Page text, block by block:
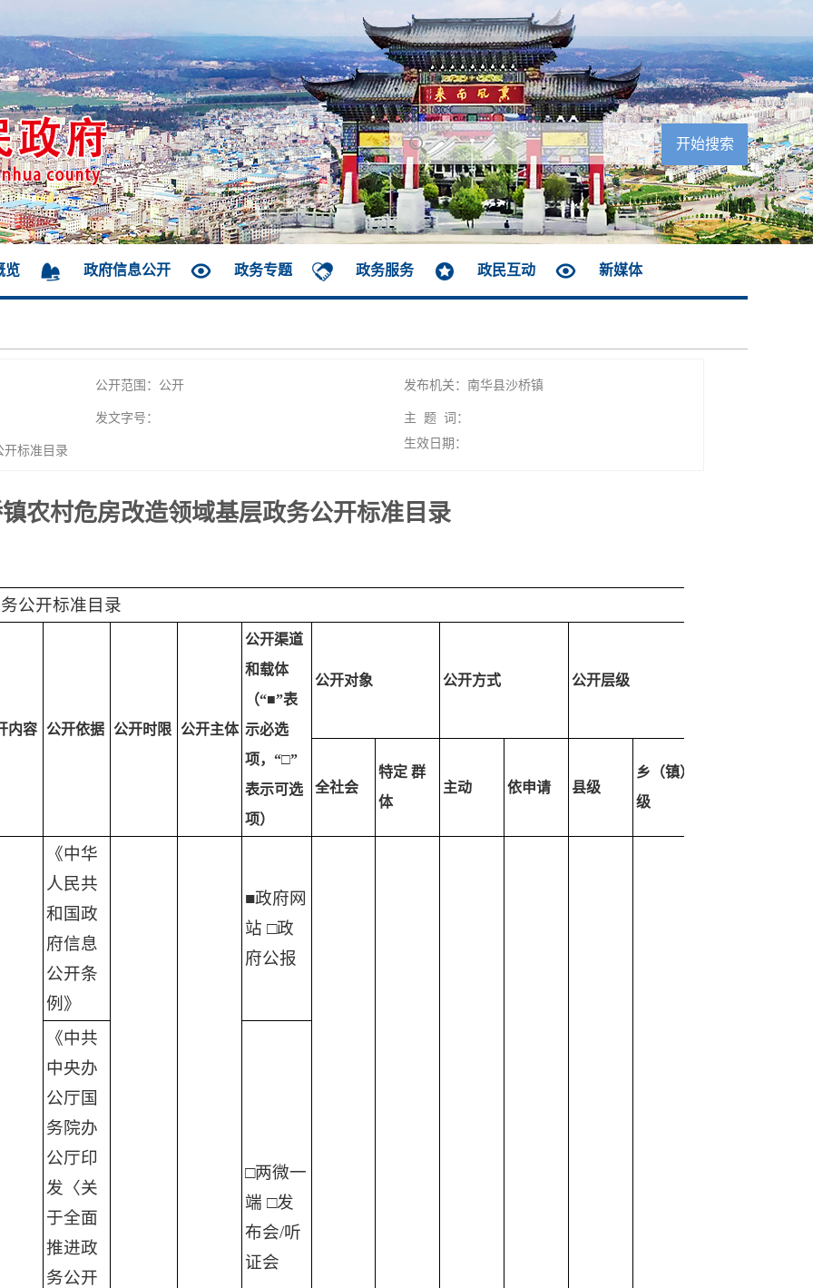
览 政府信息公开 政务专题 政务服务 政民互动 新媒体
公开范围：公开 发布机关：南华县沙桥镇
发文字号： 主 题 词：
标准目录 生效日期：
农村危房改造领域基层政务公开标准目录
公开标准目录
内容 公开依据 公开时限 公开主体
公开渠道
和载体
（“■”表
示必选
项，“□”
表示可选
项）
公开对象 公开方式 公开层级
全社会
特定 群
体
主动 依申请 县级
乡（镇）
级
《中华
人民共
和国政
府信息
公开条
例》
■政府网
站 □政
府公报
《中共
中央办
公厅国
务院办
公厅印
发〈关
于全面
推进政
务公开
□两微一
端 □发
布会/听
证会